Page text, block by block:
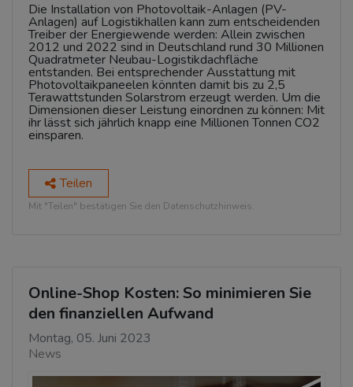
Die Installation von Photovoltaik-Anlagen (PV-
Anlagen) auf Logistikhallen kann zum entscheidenden
Treiber der Energiewende werden: Allein zwischen
2012 und 2022 sind in Deutschland rund 30 Millionen
Quadratmeter Neubau-Logistikdachfläche
entstanden. Bei entsprechender Ausstattung mit
Photovoltaikpaneelen könnten damit bis zu 2,5
Terawattstunden Solarstrom erzeugt werden. Um die
Dimensionen dieser Leistung einordnen zu können: Mit
ihr lässt sich jährlich knapp eine Millionen Tonnen CO2
einsparen.
Teilen
Mit "Teilen" bestätigen Sie den Datenschutzhinweis.
Online-Shop Kosten: So minimieren Sie
den finanziellen Aufwand
Montag, 05. Juni 2023
News